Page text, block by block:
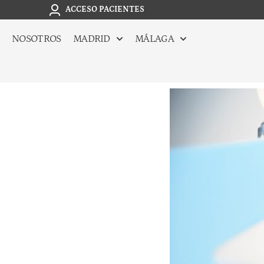
ACCESO PACIENTES
NOSOTROS MADRID MÁLAGA